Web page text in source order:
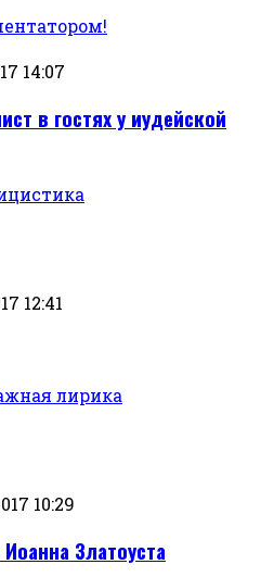
14:07
в гостях у иудейской
12:41
лирика
10:29
Златоуста